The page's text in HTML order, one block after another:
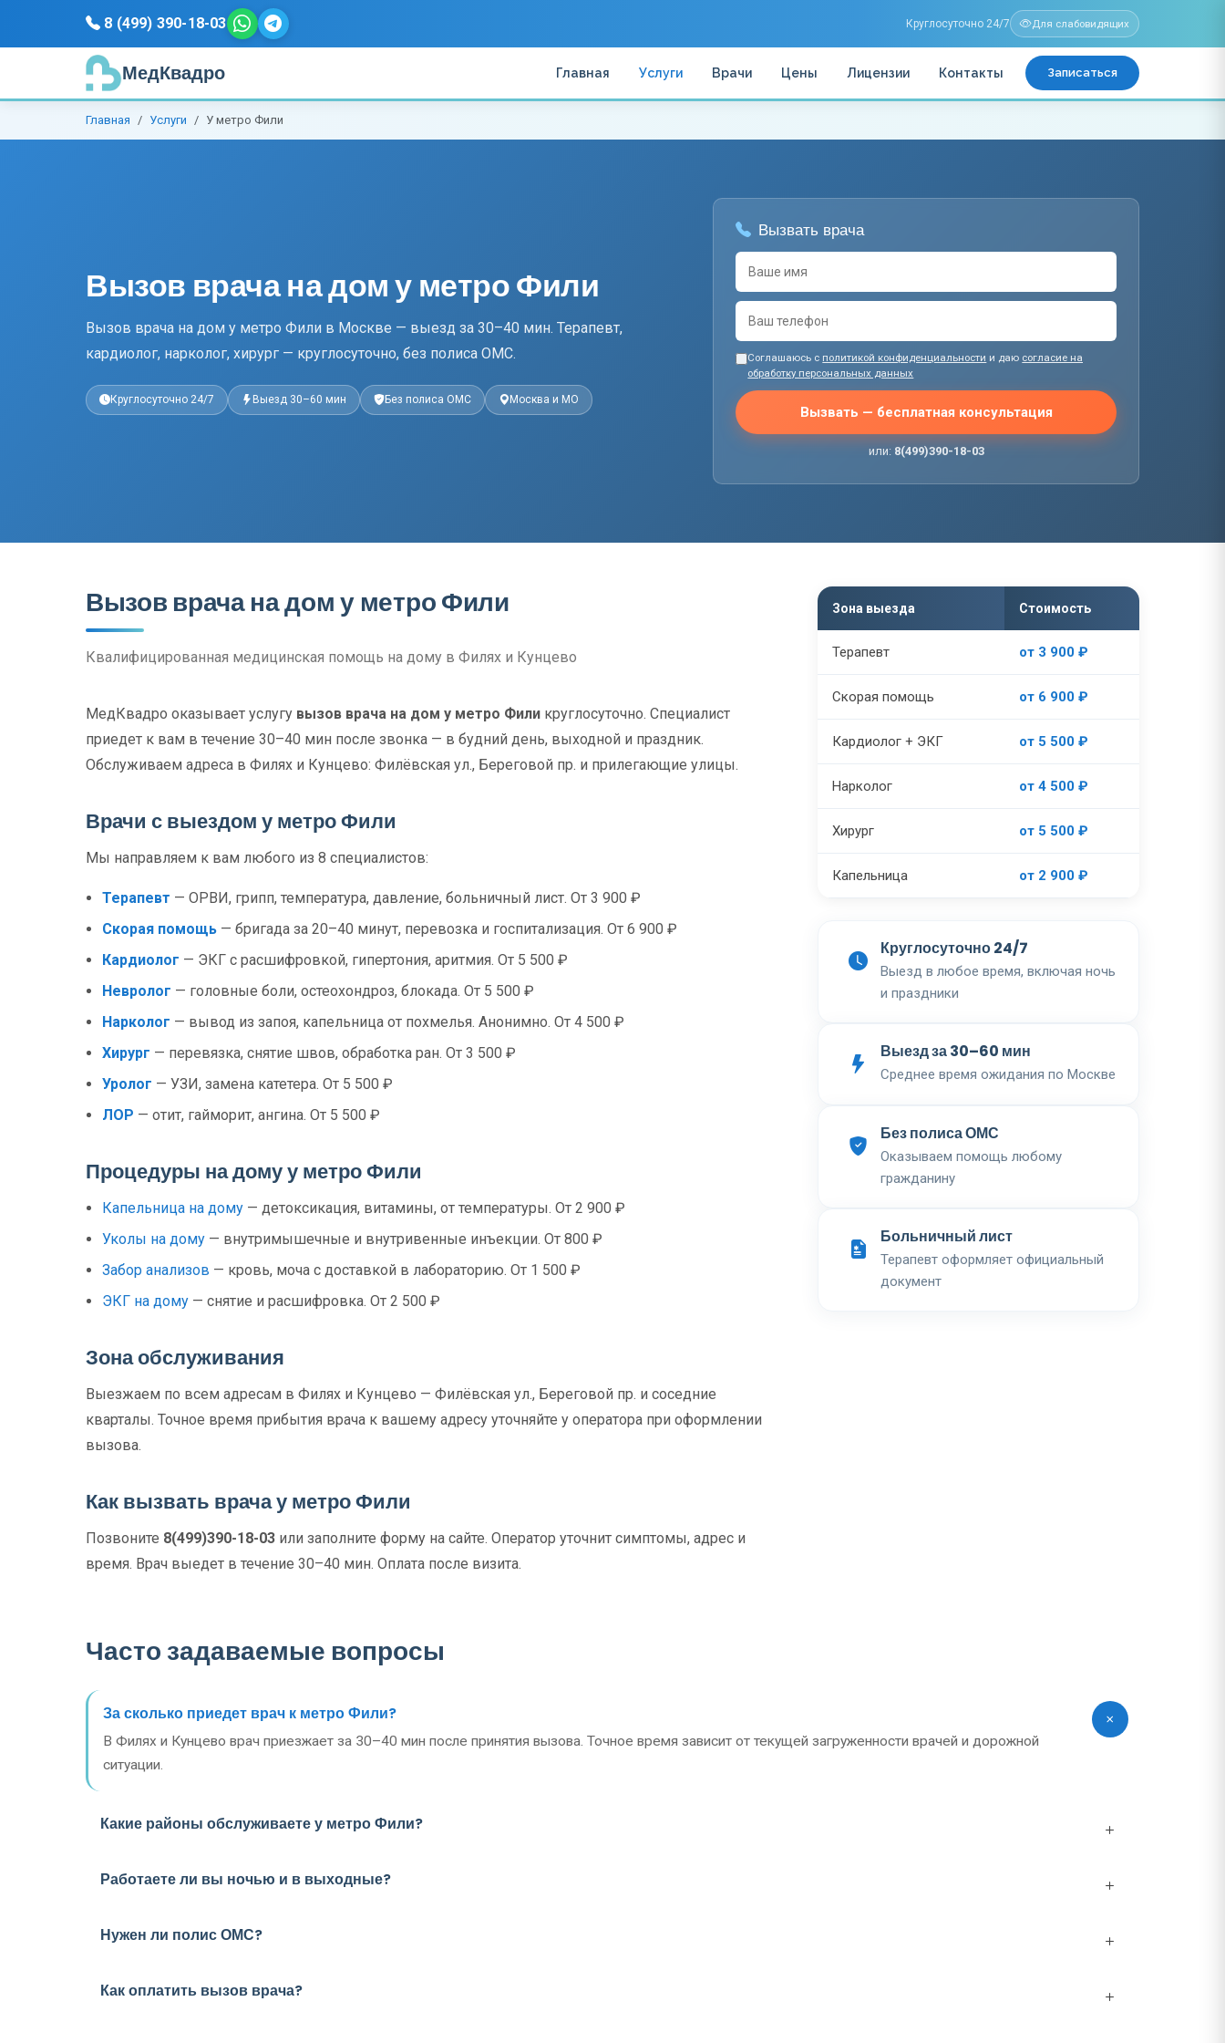
8 (499) 390-18-03 Круглосуточно 24/7 Для слабовидящих
МедКвадро Главная Услуги Врачи Цены Лицензии Контакты Записаться
Главная Услуги У метро Фили
Вызов врача на дом у метро Фили
Вызов врача на дом у метро Фили в Москве — выезд за 30–40 мин. Терапевт,
кардиолог, нарколог, хирург — круглосуточно, без полиса ОМС.
Круглосуточно 24/7 Выезд 30–60 мин Без полиса ОМС Москва и МО
Вызвать врача
Соглашаюсь с политикой конфиденциальности и даю согласие на
обработку персональных данных
Вызвать — бесплатная консультация
или: 8(499)390-18-03
Вызов врача на дом у метро Фили
Квалифицированная медицинская помощь на дому в Филях и Кунцево
МедКвадро оказывает услугу вызов врача на дом у метро Фили круглосуточно. Специалист
приедет к вам в течение 30–40 мин после звонка — в будний день, выходной и праздник.
Обслуживаем адреса в Филях и Кунцево: Филёвская ул., Береговой пр. и прилегающие улицы.
Врачи с выездом у метро Фили
Мы направляем к вам любого из 8 специалистов:
Терапевт — ОРВИ, грипп, температура, давление, больничный лист. От 3 900 ₽
Скорая помощь — бригада за 20–40 минут, перевозка и госпитализация. От 6 900 ₽
Кардиолог — ЭКГ с расшифровкой, гипертония, аритмия. От 5 500 ₽
Невролог — головные боли, остеохондроз, блокада. От 5 500 ₽
Нарколог — вывод из запоя, капельница от похмелья. Анонимно. От 4 500 ₽
Хирург — перевязка, снятие швов, обработка ран. От 3 500 ₽
Уролог — УЗИ, замена катетера. От 5 500 ₽
ЛОР — отит, гайморит, ангина. От 5 500 ₽
Процедуры на дому у метро Фили
Капельница на дому — детоксикация, витамины, от температуры. От 2 900 ₽
Уколы на дому — внутримышечные и внутривенные инъекции. От 800 ₽
Забор анализов — кровь, моча с доставкой в лабораторию. От 1 500 ₽
ЭКГ на дому — снятие и расшифровка. От 2 500 ₽
Зона обслуживания
Выезжаем по всем адресам в Филях и Кунцево — Филёвская ул., Береговой пр. и соседние
кварталы. Точное время прибытия врача к вашему адресу уточняйте у оператора при оформлении
вызова.
Как вызвать врача у метро Фили
Позвоните 8(499)390-18-03 или заполните форму на сайте. Оператор уточнит симптомы, адрес и
время. Врач выедет в течение 30–40 мин. Оплата после визита.
Зона выезда Стоимость
Терапевт от 3 900 ₽
Скорая помощь от 6 900 ₽
Кардиолог + ЭКГ от 5 500 ₽
Нарколог от 4 500 ₽
Хирург от 5 500 ₽
Капельница от 2 900 ₽
Круглосуточно 24/7
Выезд в любое время, включая ночь
и праздники
Выезд за 30–60 мин
Среднее время ожидания по Москве
Без полиса ОМС
Оказываем помощь любому
гражданину
Больничный лист
Терапевт оформляет официальный
документ
Часто задаваемые вопросы
За сколько приедет врач к метро Фили?
В Филях и Кунцево врач приезжает за 30–40 мин после принятия вызова. Точное время зависит от текущей загруженности врачей и дорожной
ситуации.
Какие районы обслуживаете у метро Фили?
Работаете ли вы ночью и в выходные?
Нужен ли полис ОМС?
Как оплатить вызов врача?